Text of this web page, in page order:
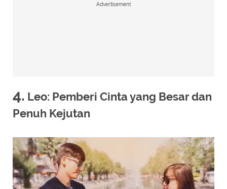
Advertisement
4. Leo: Pemberi Cinta yang Besar dan
Penuh Kejutan